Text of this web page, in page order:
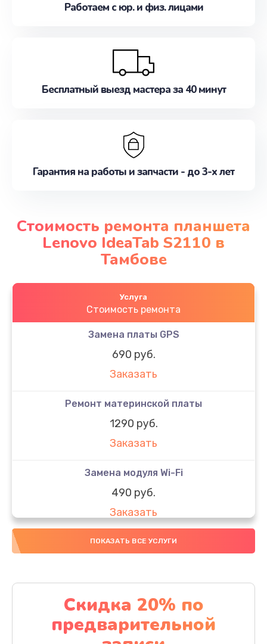
Работаем с юр. и физ. лицами
Бесплатный выезд мастера за 40 минут
Гарантия на работы и запчасти - до 3-х лет
Стоимость ремонта планшета
Lenovo IdeaTab S2110 в
Тамбове
Услуга
Стоимость ремонта
Замена платы GPS
690 руб.
Заказать
Ремонт материнской платы
1290 руб.
Заказать
Замена модуля Wi-Fi
490 руб.
Заказать
Замена микрофона
Заказать
Замена аккумулятора
1130 руб.
ПОКАЗАТЬ ВСЕ УСЛУГИ
Скидка 20% по
предварительной